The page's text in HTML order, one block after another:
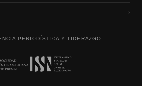
›
PERIODÍSTICA Y LIDERAZGO